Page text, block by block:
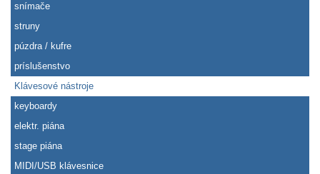
snímače
struny
púzdra / kufre
príslušenstvo
Klávesové nástroje
keyboardy
elektr. piána
stage piána
MIDI/USB klávesnice